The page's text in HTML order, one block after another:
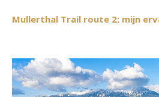
Mullerthal Trail route 2: mijn